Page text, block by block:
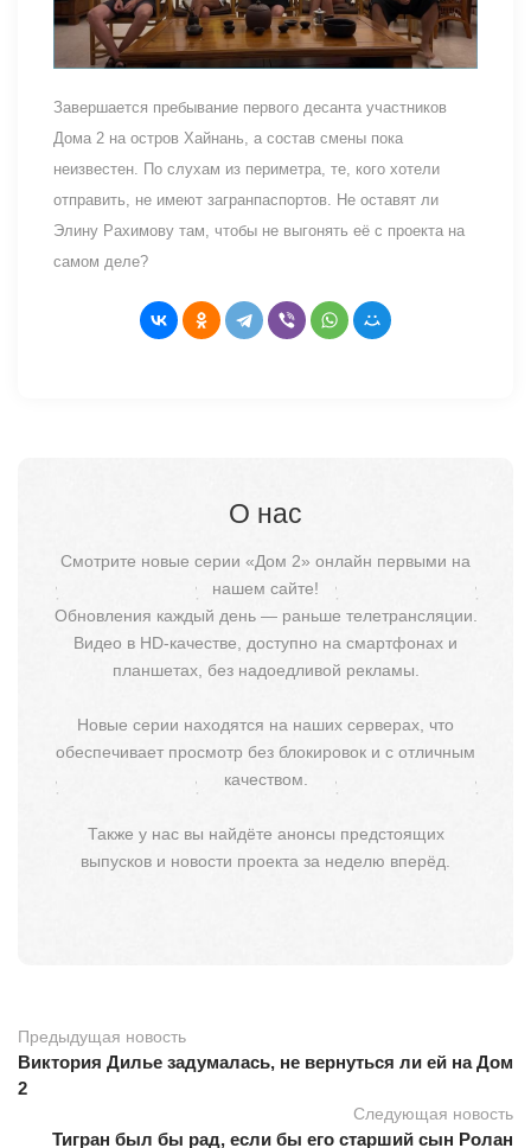
Завершается пребывание первого десанта участников
Дома 2 на остров Хайнань, а состав смены пока
неизвестен. По слухам из периметра, те, кого хотели
отправить, не имеют загранпаспортов. Не оставят ли
Элину Рахимову там, чтобы не выгонять её с проекта на
самом деле?
О нас
Смотрите новые серии «Дом 2» онлайн первыми на
нашем сайте!
Обновления каждый день — раньше телетрансляции.
Видео в HD-качестве, доступно на смартфонах и
планшетах, без надоедливой рекламы.
Новые серии находятся на наших серверах, что
обеспечивает просмотр без блокировок и с отличным
качеством.
Также у нас вы найдёте анонсы предстоящих
выпусков и новости проекта за неделю вперёд.
Предыдущая новость
Виктория Дилье задумалась, не вернуться ли ей на Дом
2
Следующая новость
Тигран был бы рад, если бы его старший сын Ролан